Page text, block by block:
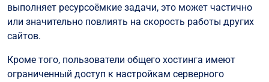
выполняет ресурсоёмкие задачи, это может частично
или значительно повлиять на скорость работы других
сайтов.
Кроме того, пользователи общего хостинга имеют
ограниченный доступ к настройкам серверного